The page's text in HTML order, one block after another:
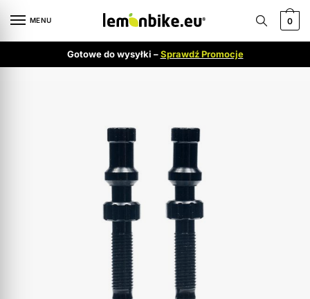
MENU 0
Gotowe do wysyłki –Sprawdź Promocje